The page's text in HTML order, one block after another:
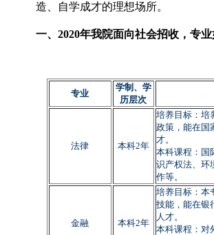
造、自学成才的理想场所。
一、2020年我院面向社会招收，专
专业
学制、学
历层次
法律 本科2年
培养目标：培
政策，能在国
才。
本科课程：国
识产权法、环
作等。
金融 本科2年
培养目标：本
技能，能在银
人才。
本科课程：对